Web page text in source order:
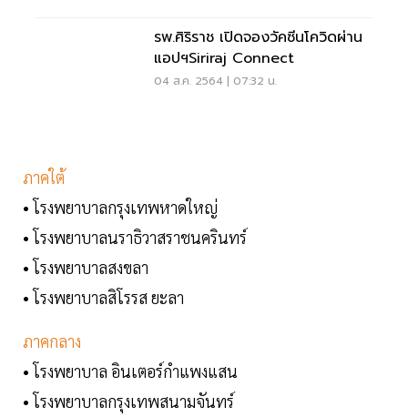
รพ.ศิริราช เปิดจองวัคซีนโควิดผ่าน
แอปฯSiriraj Connect
04 ส.ค. 2564 | 07:32 น.
ภาคใต้
• โรงพยาบาลกรุงเทพหาดใหญ่
• โรงพยาบาลนราธิวาสราชนครินทร์
• โรงพยาบาลสงขลา
• โรงพยาบาลสิโรรส ยะลา
ภาคกลาง
• โรงพยาบาล อินเตอร์กำแพงแสน
• โรงพยาบาลกรุงเทพสนามจันทร์